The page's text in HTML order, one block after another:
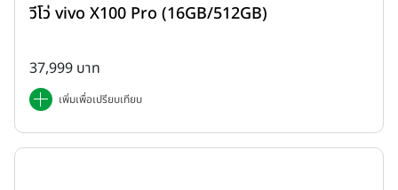
วีโว่ vivo X100 Pro (16GB/512GB)
37,999 บาท
เพิ่มเพื่อเปรียบเทียบ